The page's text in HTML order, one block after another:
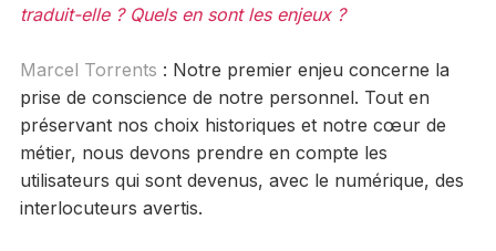
traduit-elle ? Quels en sont les enjeux ?
Marcel Torrents : Notre premier enjeu concerne la
prise de conscience de notre personnel. Tout en
préservant nos choix historiques et notre cœur de
métier, nous devons prendre en compte les
utilisateurs qui sont devenus, avec le numérique, des
interlocuteurs avertis.